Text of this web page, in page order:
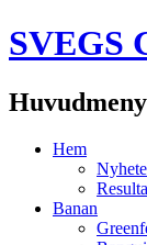
SVEGS
Huvudmeny
HoppaHem
Banan